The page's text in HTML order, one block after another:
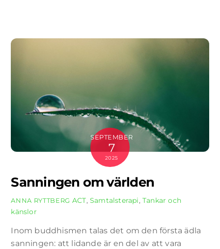
SEPTEMBER
7
2025
Sanningen om världen
ANNA RYTTBERG ACT,Samtalsterapi,Tankar och
känslor
Inom buddhismen talas det om den första ädla
sanningen: att lidande är en del av att vara